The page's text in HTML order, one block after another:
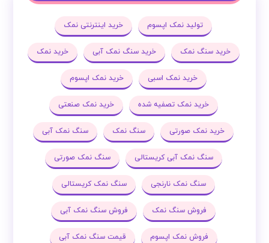
تولید نمک اپسوم خرید اینترنتی نمک
خرید سنگ نمک خرید سنگ نمک آبی خرید نمک
خرید نمک اسبی خرید نمک اپسوم
خرید نمک تصفیه شده خرید نمک صنعتی
خرید نمک صورتی سنگ نمک سنگ نمک آبی
سنگ نمک آبی کریستالی سنگ نمک صورتی
سنگ نمک نارنجی سنگ نمک کریستالی
فروش سنگ نمک فروش سنگ نمک آبی
فروش نمک اپسوم قیمت سنگ نمک آبی